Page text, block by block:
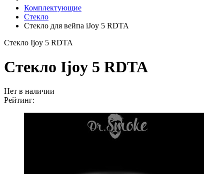
Комплектующие
Стекло
Стекло для вейпа iJoy 5 RDTA
Стекло Ijoy 5 RDTA
Стекло Ijoy 5 RDTA
Нет в наличии
Рейтинг: